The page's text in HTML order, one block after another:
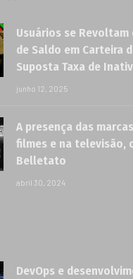
Usuários se Revoltam
de Saldo em Carteira
Suposta Taxa de
junho 12, 2025
A presença das
filmes e na televisão,
Belletato
abril 30, 2024
DevOps e